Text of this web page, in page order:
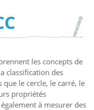
les concepts de
classification des
le cercle, le carré, le
propriétés
à mesurer des